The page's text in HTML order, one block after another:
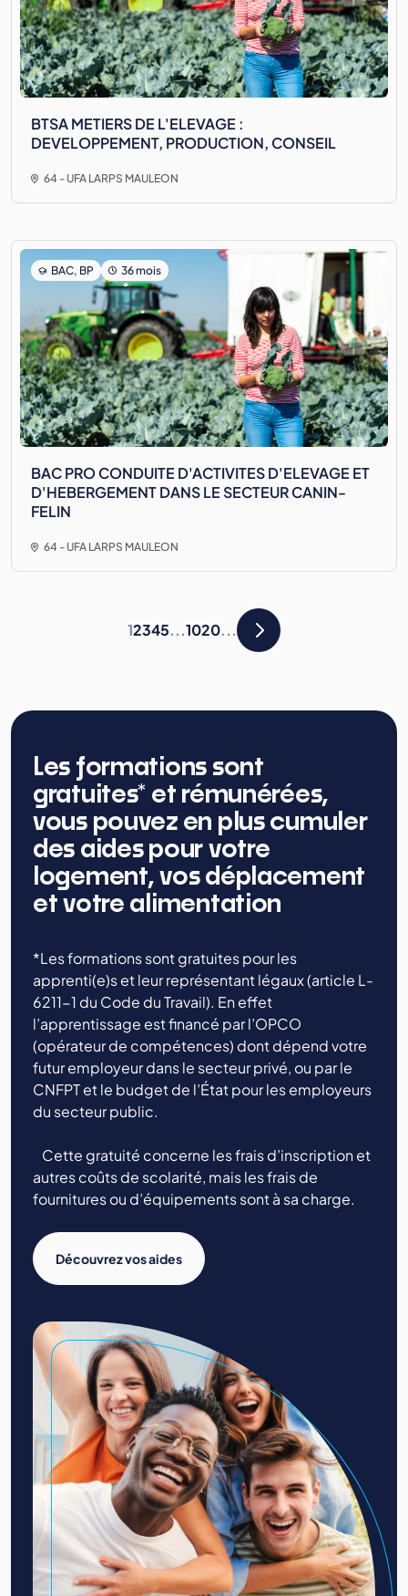
BTSA METIERS DE L'ELEVAGE :
DEVELOPPEMENT, PRODUCTION, CONSEIL
64 - UFA LARPS MAULEON
BAC, BP 36 mois
BAC PRO CONDUITE D'ACTIVITES D'ELEVAGE ET
D'HEBERGEMENT DANS LE SECTEUR CANIN-
FELIN
64 - UFA LARPS MAULEON
12345...1020...
Les formations sont
gratuites* et rémunérées,
vous pouvez en plus cumuler
des aides pour votre
logement, vos déplacement
et votre alimentation
*Les formations sont gratuites pour les
apprenti(e)s et leur représentant légaux (article L-
6211-1 du Code du Travail). En effet
l’apprentissage est financé par l’OPCO
(opérateur de compétences) dont dépend votre
futur employeur dans le secteur privé, ou par le
CNFPT et le budget de l’État pour les employeurs
du secteur public.
Cette gratuité concerne les frais d’inscription et
autres coûts de scolarité, mais les frais de
fournitures ou d’équipements sont à sa charge.
Découvrez vos aides